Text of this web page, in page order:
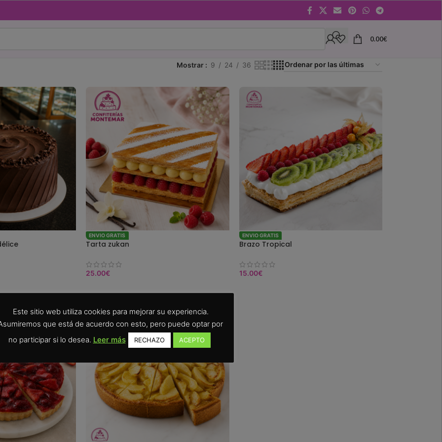
0.00€
Mostrar 9 24 36
ENVIO GRATIS
Tarta zukan
25.00€
ENVIO GRATIS
Brazo Tropical
15.00€
Este sitio web utiliza cookies para mejorar su experiencia.
que está de acuerdo con esto, pero puede optar por
no participar si lo desea. Leer más RECHAZO ACEPTO